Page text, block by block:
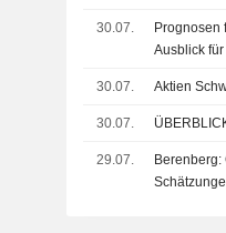
30.07.
Prognosen
Ausblick
30.07. Aktien
30.07.
29.07.